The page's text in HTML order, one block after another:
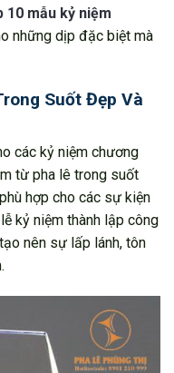
10 mẫu kỷ niệm
những dịp đặc biệt mà
Suốt Đẹp Và
các kỷ niệm chương
từ pha lê trong suốt
hợp cho các sự kiện
kỷ niệm thành lập công
nên sự lấp lánh, tôn